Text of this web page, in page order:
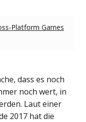
Platform Games
dass es noch
noch wert, in
Laut einer
2017 hat die